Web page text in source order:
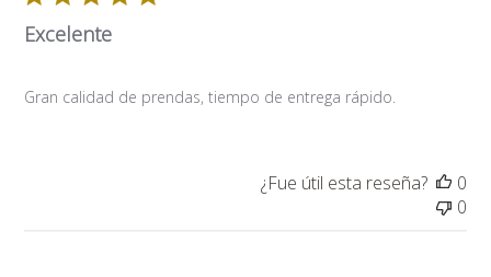
Excelente
Gran calidad de prendas, tiempo de entrega rápido.
¿Fue útil esta reseña?
0
0